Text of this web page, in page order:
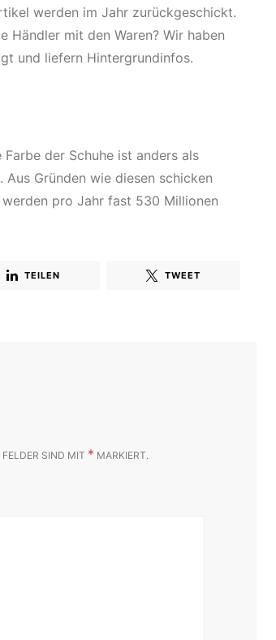
werden im Jahr zurückgeschickt.
Händler mit den Waren? Wir haben
und liefern Hintergrundinfos.
der Schuhe ist anders als
Gründen wie diesen schicken
pro Jahr fast 530 Millionen
TEILEN TWEET
FELDER SIND MIT * MARKIERT.